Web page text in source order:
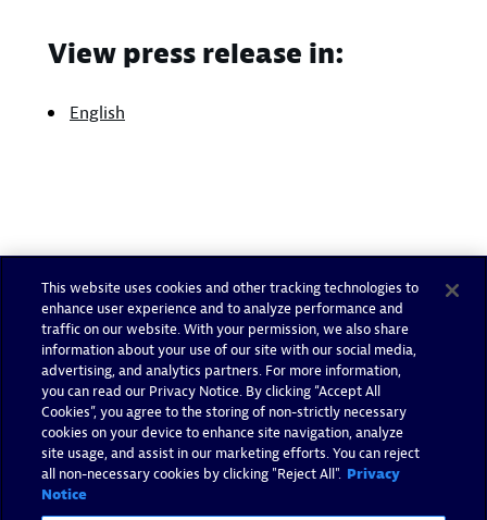
View press release in:
English
This website uses cookies and other tracking technologies to
enhance user experience and to analyze performance and
traffic on our website. With your permission, we also share
information about your use of our site with our social media,
advertising, and analytics partners. For more information,
you can read our Privacy Notice. By clicking “Accept All
Cookies”, you agree to the storing of non-strictly necessary
cookies on your device to enhance site navigation, analyze
site usage, and assist in our marketing efforts. You can reject
all non-necessary cookies by clicking "Reject All". Privacy
Notice